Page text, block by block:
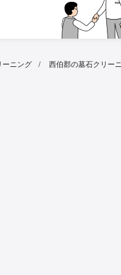
ーニング 西伯郡の墓石クリー